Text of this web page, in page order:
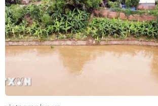
Thế vận hội năm nay được tổ chức từ
8/8/2021 tại Tokyo, Nhật Bản, với rất
biệt so với các kỳ đại hội thể thao thế
trong lịch sử.